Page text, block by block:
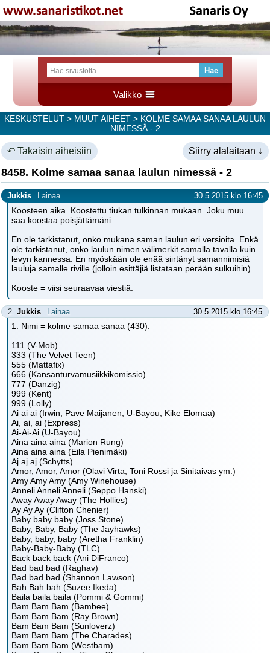
Valikko
KESKUSTELUT > MUUT AIHEET > KOLME SAMAA SANAA LAULUN
NIMESSÄ - 2
↶ Takaisin aiheisiin Siirry alalaitaan ↓
8458. Kolme samaa sanaa laulun nimessä - 2
Jukkis Lainaa 30.5.2015 klo 16:45
Koosteen aika. Koostettu tiukan tulkinnan mukaan. Joku muu
saa koostaa poisjättämäni.
En ole tarkistanut, onko mukana saman laulun eri versioita. Enkä
ole tarkistanut, onko laulun nimen välimerkit samalla tavalla kuin
levyn kannessa. En myöskään ole enää siirtänyt samannimisiä
lauluja samalle riville (jolloin esittäjiä listataan perään sulkuihin).
Kooste = viisi seuraavaa viestiä.
2. Jukkis Lainaa 30.5.2015 klo 16:45
1. Nimi = kolme samaa sanaa (430):
111 (V-Mob)
333 (The Velvet Teen)
555 (Mattafix)
666 (Kansanturvamusiikkikomissio)
777 (Danzig)
999 (Kent)
999 (Lolly)
Ai ai ai (Irwin, Pave Maijanen, U-Bayou, Kike Elomaa)
Ai, ai, ai (Express)
Ai-Ai-Ai (U-Bayou)
Aina aina aina (Marion Rung)
Aina aina aina (Eila Pienimäki)
Aj aj aj (Schytts)
Amor, Amor, Amor (Olavi Virta, Toni Rossi ja Sinitaivas ym.)
Amy Amy Amy (Amy Winehouse)
Anneli Anneli Anneli (Seppo Hanski)
Away Away Away (The Hollies)
Ay Ay Ay (Clifton Chenier)
Baby baby baby (Joss Stone)
Baby, Baby, Baby (The Jayhawks)
Baby, baby, baby (Aretha Franklin)
Baby-Baby-Baby (TLC)
Back back back (Ani DiFranco)
Bad bad bad (Raghav)
Bad bad bad (Shannon Lawson)
Bah Bah bah (Suzee Ikeda)
Baila baila baila (Pommi & Gommi)
Bam Bam Bam (Bambee)
Bam Bam Bam (Ray Brown)
Bam Bam Bam (Sunloverz)
Bam Bam Bam (The Charades)
Bam Bam Bam (Westbam)